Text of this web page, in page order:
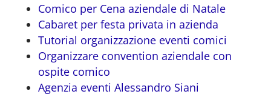
Comico per Cena aziendale di Natale
Cabaret per festa privata in azienda
Tutorial organizzazione eventi comici
Organizzare convention aziendale con
ospite comico
Agenzia eventi Alessandro Siani